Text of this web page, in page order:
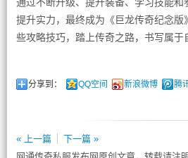
提升实力，最终成为《巨龙传奇纪念版
些攻略技巧，踏上传奇之路，书写属于
分享到： QQ空间 新浪微博 腾
« 上一篇
下一篇 »